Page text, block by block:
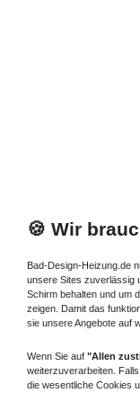
🍪 Wir
Bad-Design-Heizung.de
unsere Sites zuverlässig
Schirm behalten und um
zeigen. Damit das
sie unsere Angebote auf
Wenn Sie auf "Allen
weiterzuverarbeiten.
die wesentliche Cookies